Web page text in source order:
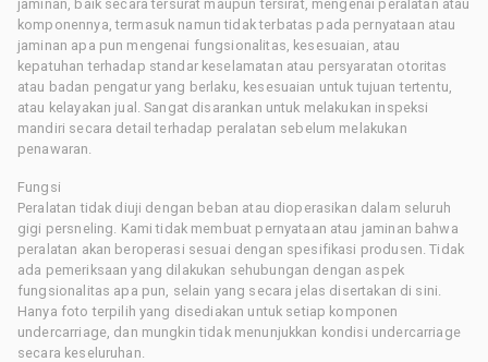
jaminan, baik secara tersurat maupun tersirat, mengenai peralatan atau
komponennya, termasuk namun tidak terbatas pada pernyataan atau
jaminan apa pun mengenai fungsionalitas, kesesuaian, atau
kepatuhan terhadap standar keselamatan atau persyaratan otoritas
atau badan pengatur yang berlaku, kesesuaian untuk tujuan tertentu,
atau kelayakan jual. Sangat disarankan untuk melakukan inspeksi
mandiri secara detail terhadap peralatan sebelum melakukan
penawaran.
Fungsi
Peralatan tidak diuji dengan beban atau dioperasikan dalam seluruh
gigi persneling. Kami tidak membuat pernyataan atau jaminan bahwa
peralatan akan beroperasi sesuai dengan spesifikasi produsen. Tidak
ada pemeriksaan yang dilakukan sehubungan dengan aspek
fungsionalitas apa pun, selain yang secara jelas disertakan di sini.
Hanya foto terpilih yang disediakan untuk setiap komponen
undercarriage, dan mungkin tidak menunjukkan kondisi undercarriage
secara keseluruhan.